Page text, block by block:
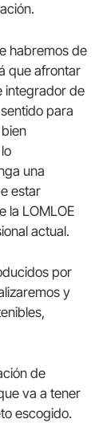
habremos de
que afrontar
integrador de
para
una
estar
la LOMLOE
actual.
por
y
de
va a tener
escogido.